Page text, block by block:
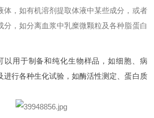
体，如有机溶剂提取体液中某些成分，或者
分，如分离血浆中乳糜微颗粒及各种脂蛋白
以用于制备和纯化生物样品，如细胞、病
进行各种生化试验，如酶活性测定、蛋白质